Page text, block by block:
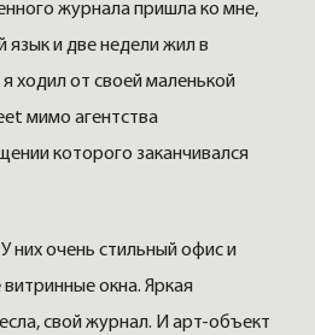
журнала пришла ко мне,
язык и две недели жил в
ходил от своей маленькой
мимо агентства
которого заканчивался
них очень стильный офис и
окна. Яркая
свой журнал. И арт-объект